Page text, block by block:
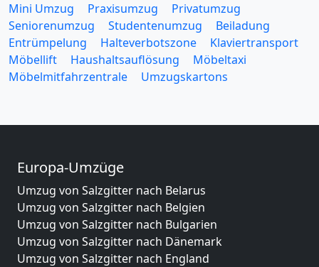
Mini Umzug
Praxisumzug
Privatumzug
Seniorenumzug
Studentenumzug
Beiladung
Entrümpelung
Halteverbotszone
Klaviertransport
Möbellift
Haushaltsauflösung
Möbeltaxi
Möbelmitfahrzentrale
Umzugskartons
Europa-Umzüge
Umzug von Salzgitter nach Belarus
Umzug von Salzgitter nach Belgien
Umzug von Salzgitter nach Bulgarien
Umzug von Salzgitter nach Dänemark
Umzug von Salzgitter nach England